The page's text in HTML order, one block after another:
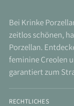
Bei Krinke
zeitlos schönen,
Porzellan.
feminine Creolen
garantiert zum
RECHTLICHES